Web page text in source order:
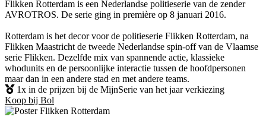
Flikken Rotterdam is een Nederlandse politieserie van de zender
AVROTROS. De serie ging in première op 8 januari 2016.
Rotterdam is het decor voor de politieserie Flikken Rotterdam, na
Flikken Maastricht de tweede Nederlandse spin-off van de Vlaamse
serie Flikken. Dezelfde mix van spannende actie, klassieke
whodunits en de persoonlijke interactie tussen de hoofdpersonen
maar dan in een andere stad en met andere teams.
1x in de prijzen bij de MijnSerie van het jaar verkiezing
Koop bij Bol